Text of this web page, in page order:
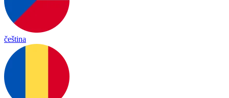
čeština